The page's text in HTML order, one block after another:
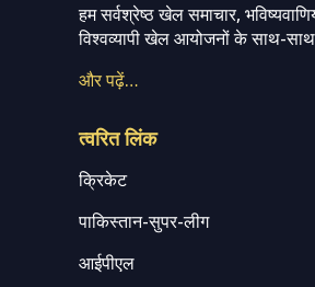
हम सर्वश्रेष्ठ खेल समाचार,
विश्वव्यापी खेल आयोजनों के साथ-
और पढ़ें…
त्वरित लिंक
क्रिकेट
पाकिस्तान-सुपर-लीग
आईपीएल